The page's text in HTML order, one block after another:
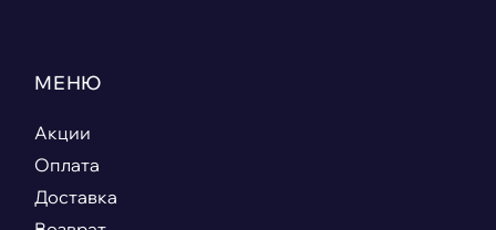
МЕНЮ
Акции
Оплата
Доставка